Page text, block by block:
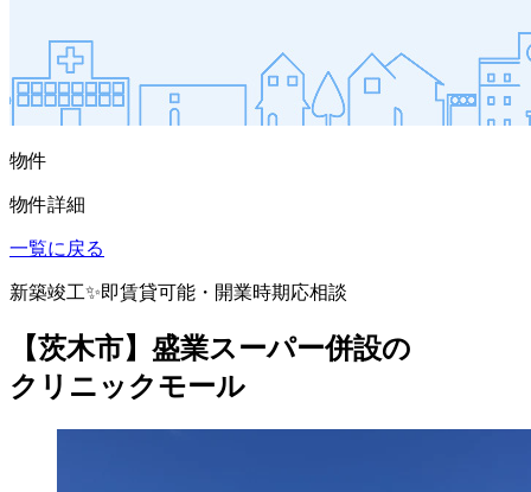
物件
物件詳細
一覧に戻る
新築竣工✨即賃貸可能・開業時期応相談
【茨木市】盛業スーパー併設の
クリニックモール